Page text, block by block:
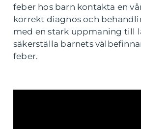
feber hos barn kontakta en
korrekt diagnos och
med en stark uppmaning till
säkerställa barnets
feber.